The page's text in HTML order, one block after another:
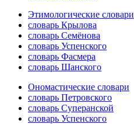
Этимологические словари
словарь Крылова
словарь Семёнова
словарь Успенского
словарь Фасмера
словарь Шанского
Ономастические словари
словарь Петровского
словарь Суперанской
словарь Успенского